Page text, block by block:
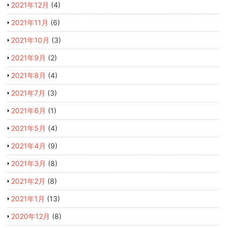
2021年12月 (4)
2021年11月 (6)
2021年10月 (3)
2021年9月 (2)
2021年8月 (4)
2021年7月 (3)
2021年6月 (1)
2021年5月 (4)
2021年4月 (9)
2021年3月 (8)
2021年2月 (8)
2021年1月 (13)
2020年12月 (8)